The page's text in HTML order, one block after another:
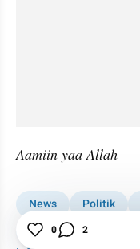
Aamiin yaa Allah
News Politik
Mahkamah Konstitusi
0 2